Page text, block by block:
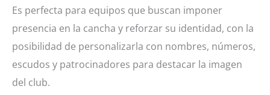
Es perfecta para equipos que buscan imponer
presencia en la cancha y reforzar su identidad, con la
posibilidad de personalizarla con nombres, números,
escudos y patrocinadores para destacar la imagen
del club.